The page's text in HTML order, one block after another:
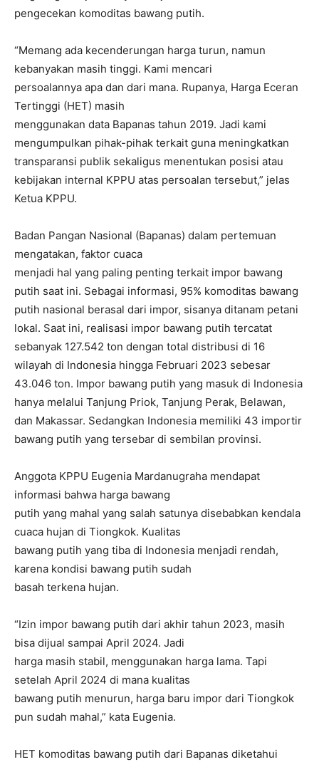
pengecekan komoditas bawang putih.
“Memang ada kecenderungan harga turun, namun
kebanyakan masih tinggi. Kami mencari
persoalannya apa dan dari mana. Rupanya, Harga Eceran
Tertinggi (HET) masih
menggunakan data Bapanas tahun 2019. Jadi kami
mengumpulkan pihak-pihak terkait guna meningkatkan
transparansi publik sekaligus menentukan posisi atau
kebijakan internal KPPU atas persoalan tersebut,” jelas
Ketua KPPU.
Badan Pangan Nasional (Bapanas) dalam pertemuan
mengatakan, faktor cuaca
menjadi hal yang paling penting terkait impor bawang
putih saat ini. Sebagai informasi, 95% komoditas bawang
putih nasional berasal dari impor, sisanya ditanam petani
lokal. Saat ini, realisasi impor bawang putih tercatat
sebanyak 127.542 ton dengan total distribusi di 16
wilayah di Indonesia hingga Februari 2023 sebesar
43.046 ton. Impor bawang putih yang masuk di Indonesia
hanya melalui Tanjung Priok, Tanjung Perak, Belawan,
dan Makassar. Sedangkan Indonesia memiliki 43 importir
bawang putih yang tersebar di sembilan provinsi.
Anggota KPPU Eugenia Mardanugraha mendapat
informasi bahwa harga bawang
putih yang mahal yang salah satunya disebabkan kendala
cuaca hujan di Tiongkok. Kualitas
bawang putih yang tiba di Indonesia menjadi rendah,
karena kondisi bawang putih sudah
basah terkena hujan.
“Izin impor bawang putih dari akhir tahun 2023, masih
bisa dijual sampai April 2024. Jadi
harga masih stabil, menggunakan harga lama. Tapi
setelah April 2024 di mana kualitas
bawang putih menurun, harga baru impor dari Tiongkok
pun sudah mahal,” kata Eugenia.
HET komoditas bawang putih dari Bapanas diketahui